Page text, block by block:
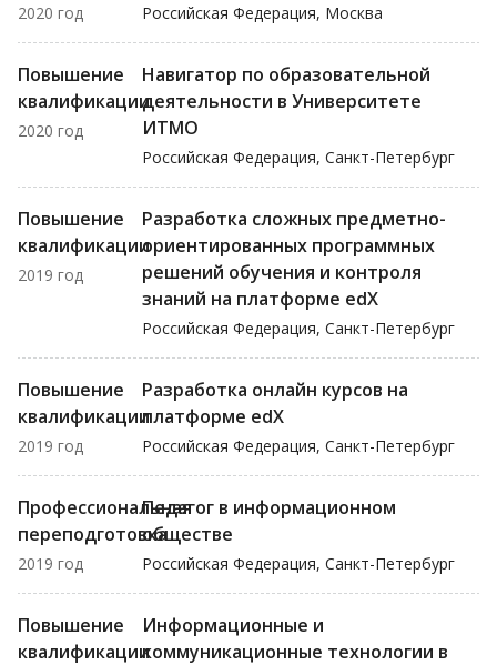
2020 год Российская Федерация, Москва
Повышение
квалификации
2020 год
Навигатор по образовательной
деятельности в Университете
ИТМО
Российская Федерация, Санкт-Петербург
Повышение
квалификации
2019 год
Разработка сложных предметно-
ориентированных программных
решений обучения и контроля
знаний на платформе edX
Российская Федерация, Санкт-Петербург
Повышение
квалификации
2019 год
Разработка онлайн курсов на
платформе edX
Российская Федерация, Санкт-Петербург
Профессиональная
переподготовка
2019 год
Педагог в информационном
обществе
Российская Федерация, Санкт-Петербург
Повышение
квалификации
Информационные и
коммуникационные технологии в